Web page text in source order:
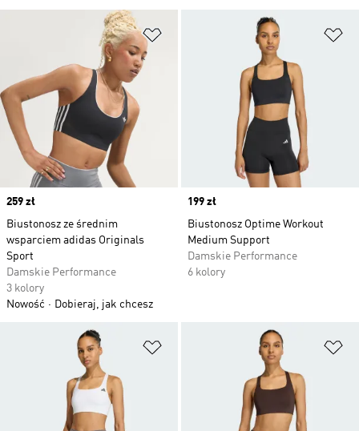
Dodaj do listy życzeń
Price
259 zł
Biustonosz ze średnim
wsparciem adidas Originals
Sport
Damskie Performance
3 kolory
Nowość
Dobieraj, jak chcesz
Price
199 zł
Biustonosz Optime Workout
Medium Support
Damskie Performance
6 kolory
Dodaj do listy życzeń